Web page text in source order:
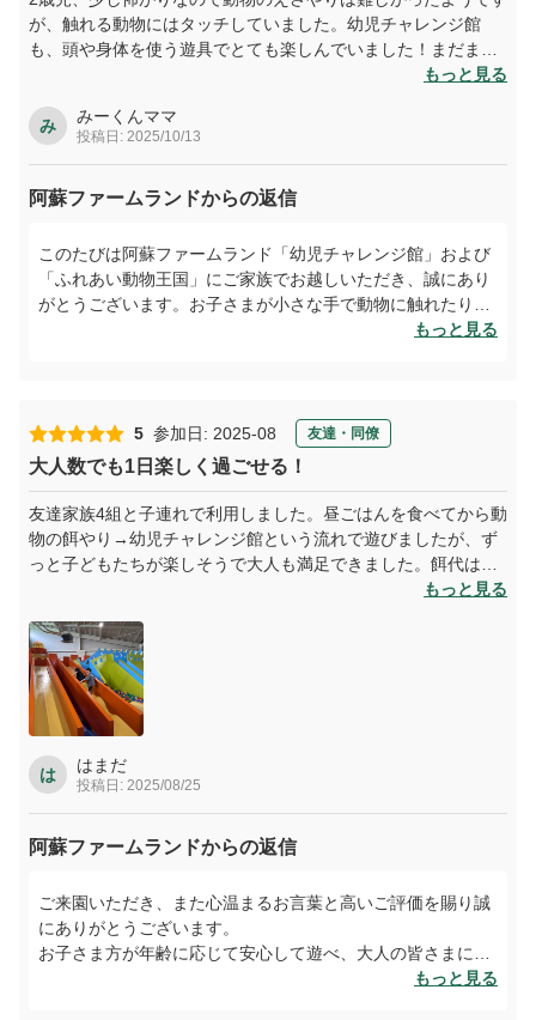
が、触れる動物にはタッチしていました。幼児チャレンジ館
も、頭や身体を使う遊具でとても楽しんでいました！まだまだ
行けてないところもあるので、子供がもう少し大きくなったら
もっと見る
み みーくんママ
投稿日: 2025/10/13
阿蘇ファームランドからの返信
このたびは阿蘇ファームランド「幼児チャレンジ館」および
「ふれあい動物王国」にご家族でお越しいただき、誠にあり
がとうございます。お子さまが小さな手で動物に触れたり、
体を動かして楽しんでくださったご様子を拝見し、スタッフ
思い出づくりのお手伝いができる日を心よりお待ちしており
ます。
もっと見る
5 参加日: 2025-08 友達・同僚
大人数でも1日楽しく過ごせる！
友達家族4組と子連れで利用しました。昼ごはんを食べてから動
物の餌やり→幼児チャレンジ館という流れで遊びましたが、ず
っと子どもたちが楽しそうで大人も満足できました。餌代は別
でかかるのでもう少し現金を用意しておくべきでした。
かれているので安心して遊ばせられ、大人も動体視力を計測で
きるゲームもあってしっかり楽しむことができました。
熊本旅行を考えている友達もオススメしましたが、どの時期で
も楽しいと思います！
もっと見る
は はまだ
投稿日: 2025/08/25
阿蘇ファームランドからの返信
ご来園いただき、また心温まるお言葉と高いご評価を賜り誠
にありがとうございます。
お子さま方が年齢に応じて安心して遊べ、大人の皆さまにも
お楽しみいただけたとのこと、大変うれしく拝見いたしまし
もっと見る